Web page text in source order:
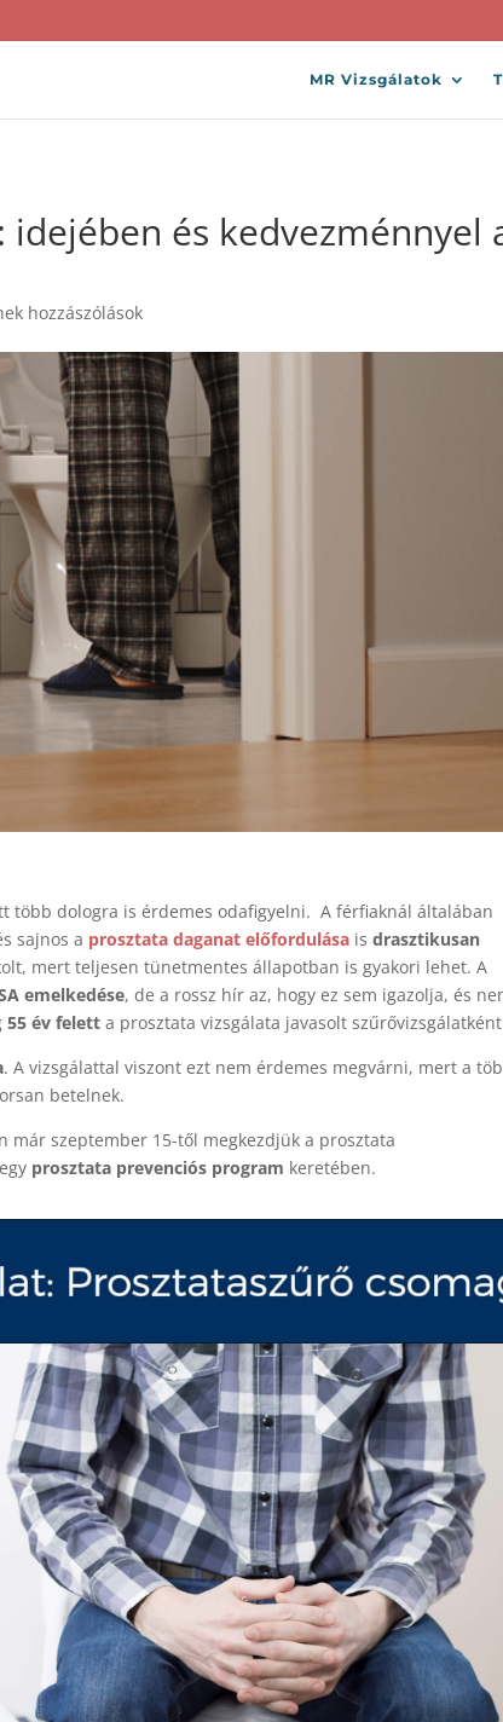
MR Vizsgálatok
idejében és kedvezménnyel
hozzászólások
több dologra is érdemes odafigyelni. A férfiaknál általában
sajnos a prosztata daganat előfordulása isdrasztikusan
mert teljesen tünetmentes állapotban is gyakori lehet. A
emelkedése, de a rossz hír az, hogy ez sem igazolja, és
55 év felett a prosztata vizsgálata javasolt
. A vizsgálattal viszont ezt nem érdemes megvárni, mert a
betelnek.
már szeptember 15-től megkezdjük a prosztata
prosztata prevenciós program keretében.